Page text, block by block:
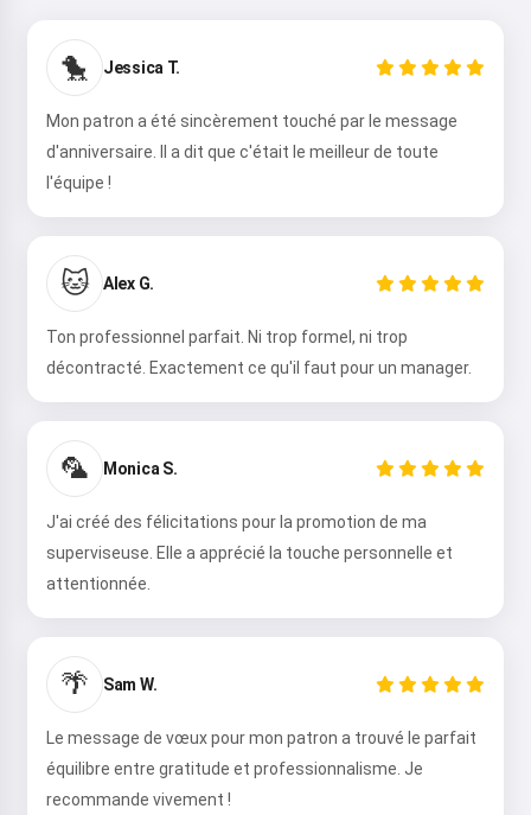
🐤 Jessica T.
Mon patron a été sincèrement touché par le message
d'anniversaire. Il a dit que c'était le meilleur de toute
l'équipe !
🐱 Alex G.
Ton professionnel parfait. Ni trop formel, ni trop
décontracté. Exactement ce qu'il faut pour un manager.
🦜 Monica S.
J'ai créé des félicitations pour la promotion de ma
superviseuse. Elle a apprécié la touche personnelle et
attentionnée.
🌴 Sam W.
Le message de vœux pour mon patron a trouvé le parfait
équilibre entre gratitude et professionnalisme. Je
recommande vivement !